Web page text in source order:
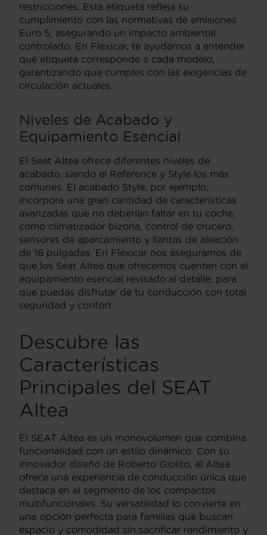
restricciones. Esta etiqueta refleja su
cumplimiento con las normativas de emisiones
Euro 5, asegurando un impacto ambiental
controlado. En Flexicar, te ayudamos a entender
qué etiqueta corresponde a cada modelo,
garantizando que cumples con las exigencias de
circulación actuales.
Niveles de Acabado y
Equipamiento Esencial
El Seat Altea ofrece diferentes niveles de
acabado, siendo el Reference y Style los más
comunes. El acabado Style, por ejemplo,
incorpora una gran cantidad de características
avanzadas que no deberían faltar en tu coche,
como climatizador bizona, control de crucero,
sensores de aparcamiento y llantas de aleación
de 16 pulgadas. En Flexicar nos aseguramos de
que los Seat Altea que ofrecemos cuenten con el
equipamiento esencial revisado al detalle, para
que puedas disfrutar de tu conducción con total
seguridad y confort.
Descubre las
Características
Principales del SEAT
Altea
El SEAT Altea es un monovolumen que combina
funcionalidad con un estilo dinámico. Con su
innovador diseño de Roberto Giolito, el Altea
ofrece una experiencia de conducción única que
destaca en el segmento de los compactos
multifuncionales. Su versatilidad lo convierte en
una opción perfecta para familias que buscan
espacio y comodidad sin sacrificar rendimiento y